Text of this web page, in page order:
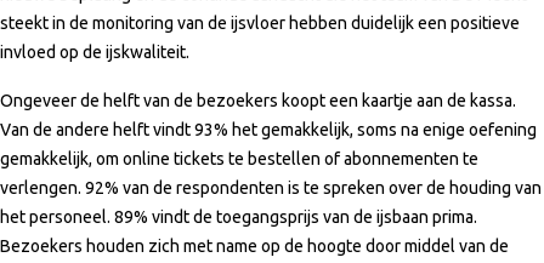
steekt in de monitoring van de ijsvloer hebben duidelijk een positieve
invloed op de ijskwaliteit.
Ongeveer de helft van de bezoekers koopt een kaartje aan de kassa.
Van de andere helft vindt 93% het gemakkelijk, soms na enige oefening
gemakkelijk, om online tickets te bestellen of abonnementen te
verlengen. 92% van de respondenten is te spreken over de houding van
het personeel. 89% vindt de toegangsprijs van de ijsbaan prima.
Bezoekers houden zich met name op de hoogte door middel van de